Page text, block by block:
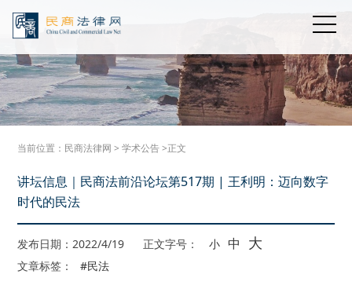
当前位置： 民商法律网 >学术公告>正文
讲坛信息｜民商法前沿论坛第517期 | 王利明：迈向数字
时代的民法
发布日期：2022/4/19 正文字号： 小 中 大
文章标签： #民法